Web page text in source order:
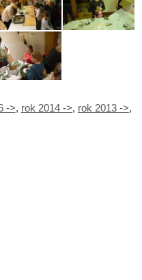
->, rok 2014 ->, rok 2013 ->,